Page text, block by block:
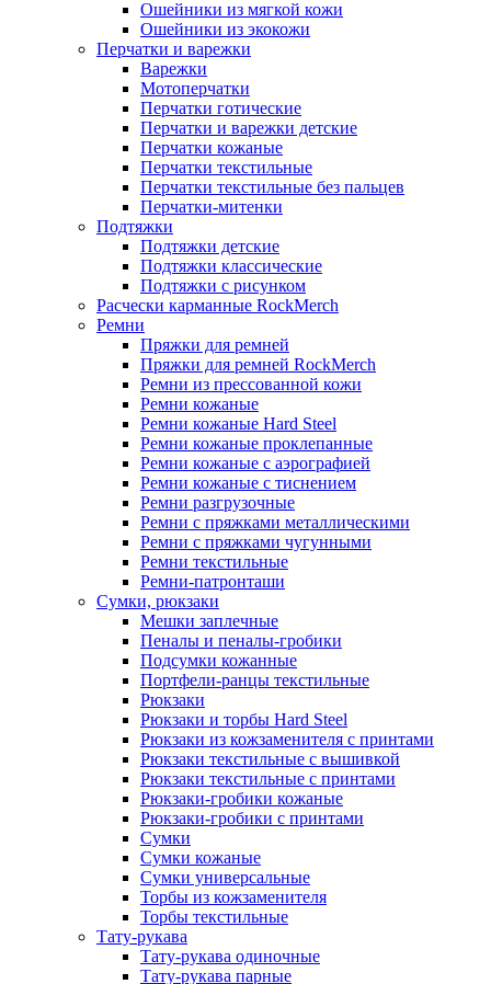
Ошейники из мягкой кожи
Ошейники из экокожи
Перчатки и варежки
Варежки
Мотоперчатки
Перчатки готические
Перчатки и варежки детские
Перчатки кожаные
Перчатки текстильные
Перчатки текстильные без пальцев
Перчатки-митенки
Подтяжки
Подтяжки детские
Подтяжки классические
Подтяжки с рисунком
Расчески карманные RockMerch
Ремни
Пряжки для ремней
Пряжки для ремней RockMerch
Ремни из прессованной кожи
Ремни кожаные
Ремни кожаные Hard Steel
Ремни кожаные проклепанные
Ремни кожаные с аэрографией
Ремни кожаные с тиснением
Ремни разгрузочные
Ремни с пряжками металлическими
Ремни с пряжками чугунными
Ремни текстильные
Ремни-патронташи
Сумки, рюкзаки
Мешки заплечные
Пеналы и пеналы-гробики
Подсумки кожанные
Портфели-ранцы текстильные
Рюкзаки
Рюкзаки и торбы Hard Steel
Рюкзаки из кожзаменителя с принтами
Рюкзаки текстильные с вышивкой
Рюкзаки текстильные с принтами
Рюкзаки-гробики кожаные
Рюкзаки-гробики с принтами
Сумки
Сумки кожаные
Сумки универсальные
Торбы из кожзаменителя
Торбы текстильные
Тату-рукава
Тату-рукава одиночные
Тату-рукава парные